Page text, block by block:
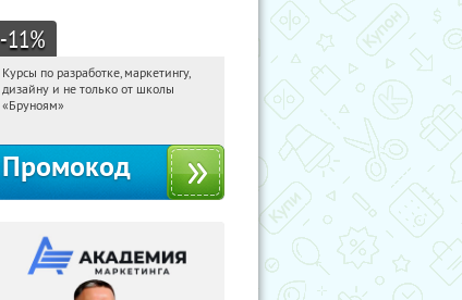
-11%
09:02:53
Получи первым!
Россия
Курсы по разработке, маркетингу,
дизайну и не только от школы
«Бруноям»
Промокод